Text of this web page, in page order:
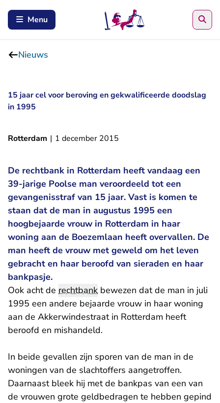
Menu
Nieuws
15 jaar cel voor beroving en gekwalificeerde doodslag
in 1995
Rotterdam | 1 december 2015
De rechtbank in Rotterdam heeft vandaag een
39-jarige Poolse man veroordeeld tot een
gevangenisstraf van 15 jaar. Vast is komen te
staan dat de man in augustus 1995 een
hoogbejaarde vrouw in Rotterdam in haar
woning aan de Boezemlaan heeft overvallen. De
man heeft de vrouw met geweld om het leven
gebracht en haar beroofd van sieraden en haar
bankpasje.
Ook acht de rechtbank bewezen dat de man in juli
1995 een andere bejaarde vrouw in haar woning
aan de Akkerwindestraat in Rotterdam heeft
beroofd en mishandeld.
In beide gevallen zijn sporen van de man in de
woningen van de slachtoffers aangetroffen.
Daarnaast bleek hij met de bankpas van een van
de vrouwen grote geldbedragen te hebben gepind